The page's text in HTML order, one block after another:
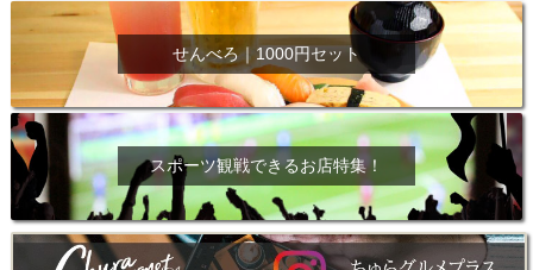
せんべろ｜1000円セット
スポーツ観戦できるお店特集！